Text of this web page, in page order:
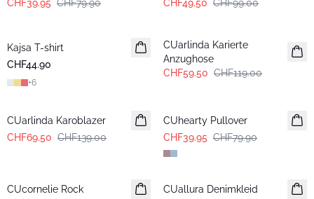
CHF39.95 CHF79.90
CHF49.50 CHF99.00
Neuheiten
Kajsa T-shirt
CHF44.90
+6
CUarlinda Karierte
Anzughose
CHF59.50 CHF119.00
CUarlinda Karoblazer
CHF69.50 CHF139.00
CUhearty Pullover
CHF39.95 CHF79.90
CUcornelie Rock
Neuheiten
CUallura Denimkleid